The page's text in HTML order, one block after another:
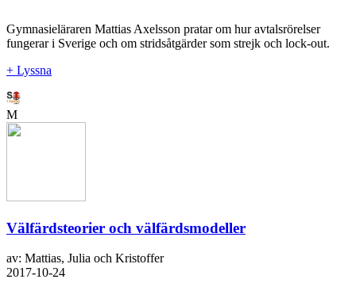
Gymnasieläraren Mattias Axelsson pratar om hur avtalsrörelser
fungerar i Sverige och om stridsåtgärder som strejk och lock-out.
+ Lyssna
M
Välfärdsteorier och välfärdsmodeller
av: Mattias, Julia och Kristoffer
2017-10-24